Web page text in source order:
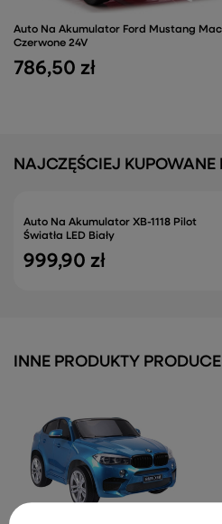
Auto Na Akumulator Ford Mustang
Czerwone 24V
786,50 zł
NAJCZĘŚCIEJ KUPOWANE
Auto Na Akumulator XB-1118 Pilot
Światła LED Biały
999,90 zł
INNE PRODUKTY